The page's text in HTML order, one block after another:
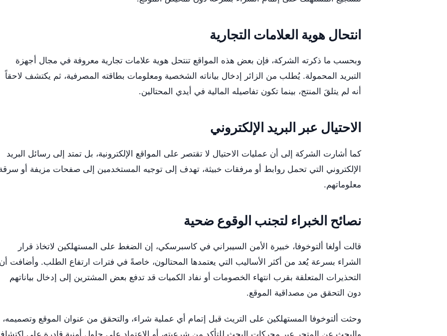
انتحال هوية العلامات التجارية
وبحسب ما ذكرته الشركة، فإن بعض هذه المواقع تنتحل هوية علامات تجارية معروفة في مجال أجهزة
التبريد المحمولة. يُطلب من الزائر إدخال بياناته الشخصية ومعلومات بطاقته المصرفية، ثم يكتشف لاحقاً
أنه لم يتلقَ المنتج، بينما تكون تفاصيله المالية في أيدي المحتالين.
الاحتيال عبر البريد الإلكتروني
كما أشارت الشركة إلى أن عمليات الاحتيال لا تقتصر على المواقع الإلكترونية، بل تمتد إلى رسائل البريد
الإلكتروني التي تحمل روابط أو مرفقات خبيثة، تهدف إلى توجيه المستخدمين إلى صفحات مزيفة أو
معلوماتهم.
نصائح الخبراء لتجنب الوقوع ضحية
قالت أولغا ألتوخوفا، خبيرة الأمن السيبراني في كاسبرسكي، إن الضغط على المستهلكين لاتخاذ قرار
الشراء بسرعة يُعد من أكثر الأساليب التي يعتمدها المحتالون، خاصةً في فترات ارتفاع الطلب. وأضافت
التحذيرات المتعلقة بقرب انتهاء الخصومات أو نفاد الكميات قد تدفع بعض المشترين إلى إدخال بياناتهم
دون التحقق من مصداقية الموقع.
وحثت ألتوخوفا المستهلكين على التريث قبل إتمام أي عملية شراء، والتحقق من عنوان الموقع وتصميمه،
والبحث عن المتجر عبر محركات البحث للتأكد من شرعيته، أو الاعتماد على حلول أمنية قادرة على